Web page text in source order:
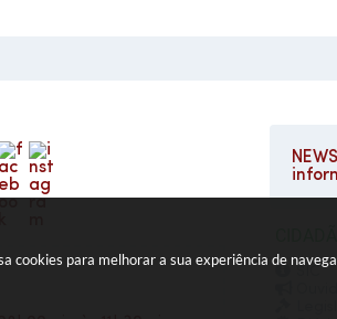
cookies para melhorar a sua experiência de